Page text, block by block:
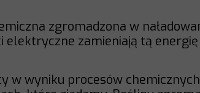
zgromadzona w
zamieniają tą
w wyniku procesów